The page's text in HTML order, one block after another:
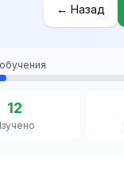
← Назад
12